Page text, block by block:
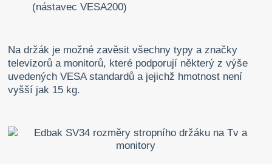
(nástavec VESA200)
Na držák je možné zavěsit všechny typy a značky
televizorů a monitorů, které podporují některý z výše
uvedených VESA standardů a jejichž hmotnost není
vyšší jak 15 kg.